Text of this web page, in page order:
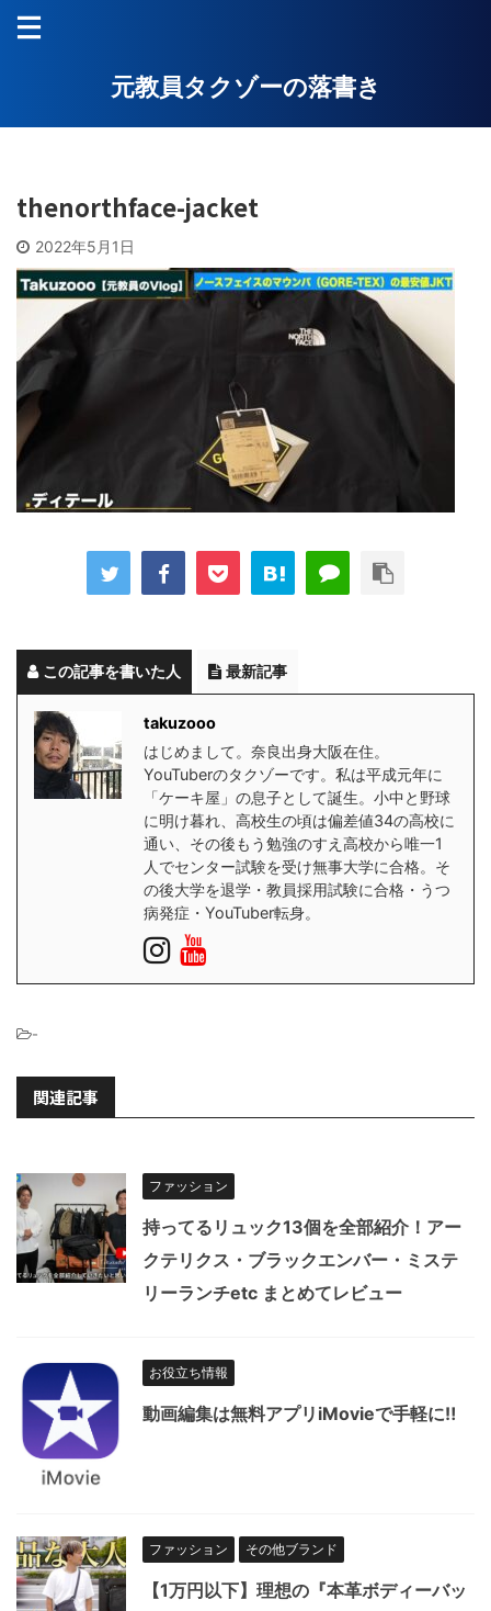
元教員タクゾーの落書き
thenorthface-jacket
2022年5月1日
この記事を書いた人 最新記事
takuzooo
はじめまして。奈良出身大阪在住。
YouTuberのタクゾーです。私は平成元年に
「ケーキ屋」の息子として誕生。小中と野球
に明け暮れ、高校生の頃は偏差値34の高校に
通い、その後もう勉強のすえ高校から唯一1
人でセンター試験を受け無事大学に合格。そ
の後大学を退学・教員採用試験に合格・うつ
病発症・YouTuber転身。
-
関連記事
ファッション
持ってるリュック13個を全部紹介！アー
クテリクス・ブラックエンバー・ミステ
リーランチetc まとめてレビュー
お役立ち情報
動画編集は無料アプリiMovieで手軽に‼︎
ファッション その他ブランド
【1万円以下】理想の『本革ボディーバッ